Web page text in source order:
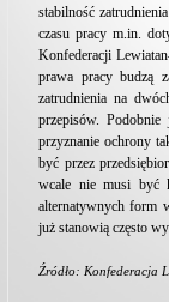
stabilność
czasu pracy m.in.
Konfederacji
prawa pracy budzą
zatrudnienia na
przepisów.
przyznanie ochrony
być przez
wcale nie musi być
alternatywnych form
już stanowią często
Źródło: Konfederacja